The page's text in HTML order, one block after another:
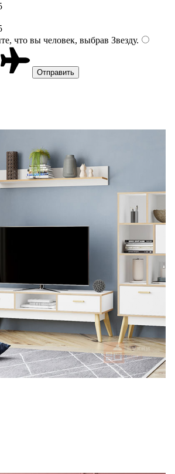
что вы человек, выбрав Звезду.